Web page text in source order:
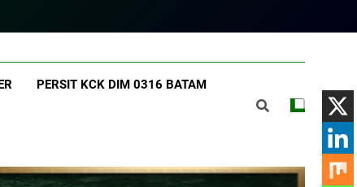
PERSIT KCK DIM 0316 BATAM